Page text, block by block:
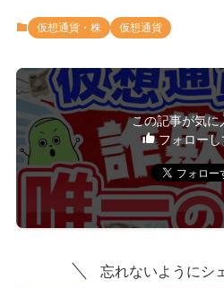
仮想通貨・株 仮想通貨
この記事が気に
フォローし
忘れないようにシ